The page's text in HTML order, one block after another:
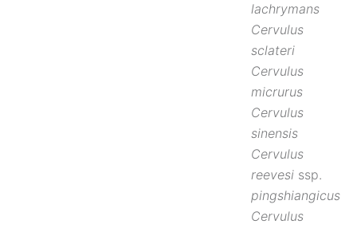
lachrymans
Cervulus
sclateri
Cervulus
micrurus
Cervulus
sinensis
Cervulus
reevesi ssp.
pingshiangicus
Cervulus